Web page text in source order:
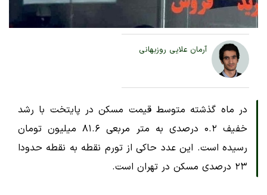
آرمان علایی روزبهانی
در ماه گذشته متوسط قیمت مسکن در پایتخت با رشد
خفیف ۰.۲ درصدی به متر مربعی ۸۱.۶ میلیون تومان
رسیده است. این عدد حاکی از تورم نقطه به نقطه حدودا
۲۳ درصدی مسکن در تهران است.